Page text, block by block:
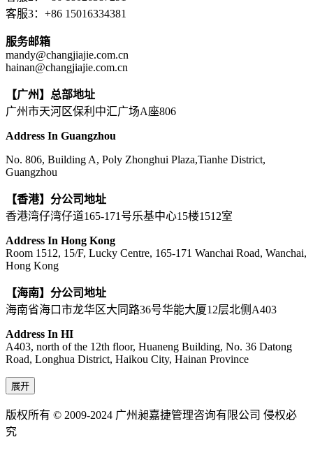
客服3：+86 15016334381
服务邮箱
mandy@changjiajie.com.cn
hainan@changjiajie.com.cn
【广州】总部地址
广州市天河区保利中汇广场A座806
Address In Guangzhou
No. 806, Building A, Poly Zhonghui Plaza,Tianhe District,
Guangzhou
【香港】分公司地址
香港湾仔湾仔道165-171号乐基中心15楼1512室
Address In Hong Kong
Room 1512, 15/F, Lucky Centre, 165-171 Wanchai Road, Wanchai,
Hong Kong
【海南】分公司地址
海南省海口市龙华区大同路36号华能大厦12层北侧A403
Address In HI
A403, north of the 12th floor, Huaneng Building, No. 36 Datong
Road, Longhua District, Haikou City, Hainan Province
展开
版权所有 © 2009-2024 广州昶嘉捷管理咨询有限公司 侵权必
究